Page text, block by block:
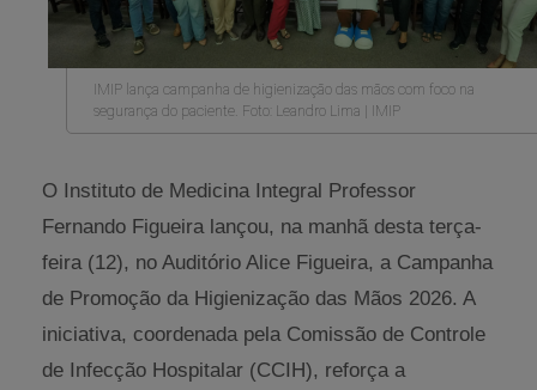
IMIP lança campanha de higienização das mãos com foco na
segurança do paciente. Foto: Leandro Lima | IMIP
O Instituto de Medicina Integral Professor
Fernando Figueira lançou, na manhã desta terça-
feira (12), no Auditório Alice Figueira, a Campanha
de Promoção da Higienização das Mãos 2026. A
iniciativa, coordenada pela Comissão de Controle
de Infecção Hospitalar (CCIH), reforça a